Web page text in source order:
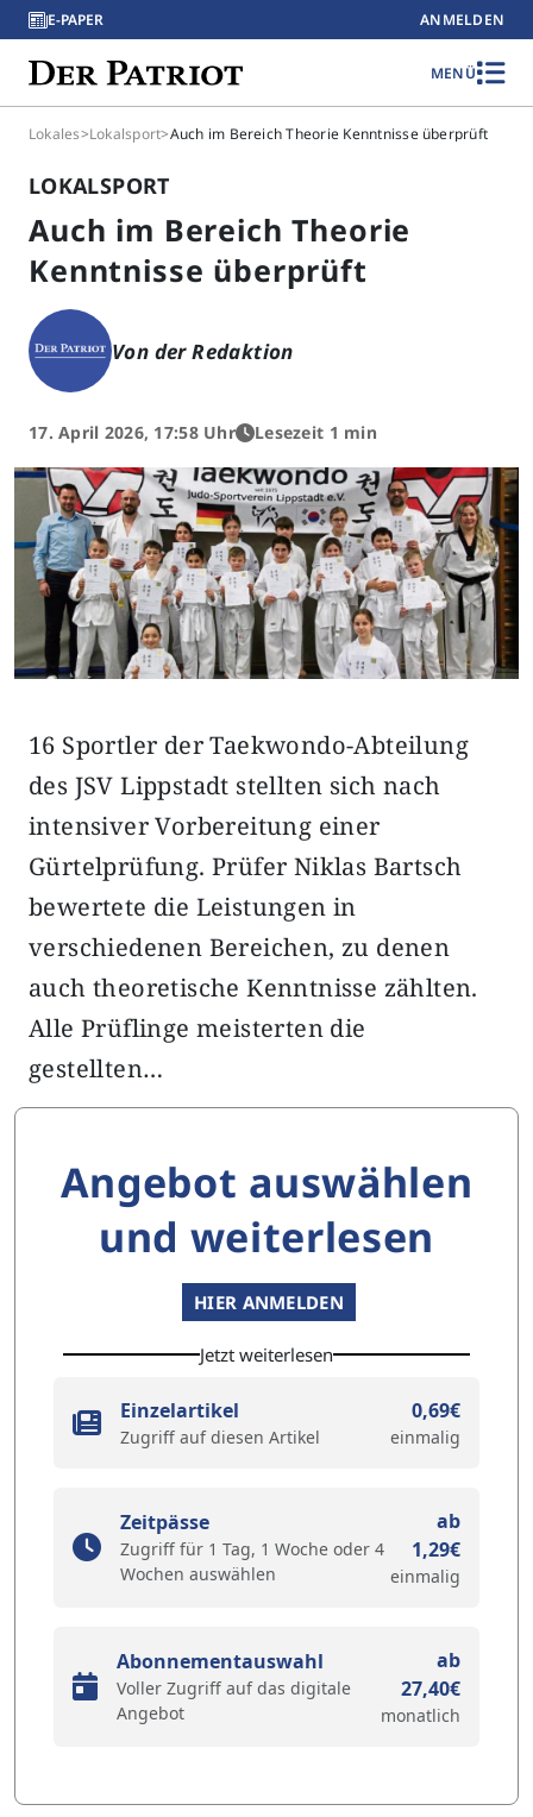
E-PAPER ANMELDEN
MENÜ
Lokales>Lokalsport>Auch im Bereich Theorie Kenntnisse überprüft
LOKALSPORT
Auch im Bereich Theorie
Kenntnisse überprüft
Von der Redaktion
17. April 2026, 17:58 Uhr Lesezeit 1 min
16 Sportler der Taekwondo-Abteilung
des JSV Lippstadt stellten sich nach
intensiver Vorbereitung einer
Gürtelprüfung. Prüfer Niklas Bartsch
bewertete die Leistungen in
verschiedenen Bereichen, zu denen
auch theoretische Kenntnisse zählten.
Alle Prüflinge meisterten die
gestellten…
Angebot auswählen
und weiterlesen
HIER ANMELDEN
Jetzt weiterlesen
Einzelartikel
Zugriff auf diesen Artikel
0,69€
einmalig
Zeitpässe
Zugriff für 1 Tag, 1 Woche oder 4
Wochen auswählen
ab
1,29€
einmalig
Abonnementauswahl
Voller Zugriff auf das digitale
Angebot
ab
27,40€
monatlich